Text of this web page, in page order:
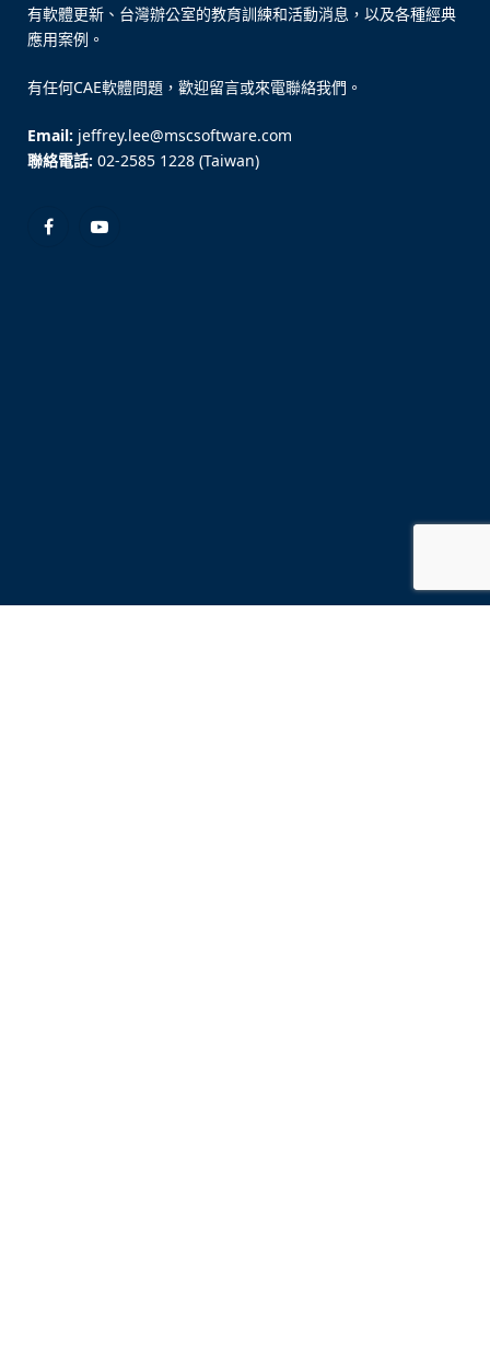
有軟體更新、台灣辦公室的教育訓練和活動消息，以及各種經典
應用案例。
有任何CAE軟體問題，歡迎留言或來電聯絡我們。
Email: jeffrey.lee@mscsoftware.com
聯絡電話: 02-2585 1228 (Taiwan)
FacebookYouTube